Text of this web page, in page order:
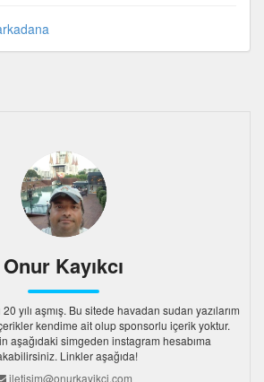
Onur Kayıkcı
yılı aşmış. Bu sitede havadan sudan yazılarım
kendime ait olup sponsorlu içerik yoktur.
aşağıdaki simgeden instagram hesabıma
Linkler aşağıda!
iletisim@onurkayikci.com